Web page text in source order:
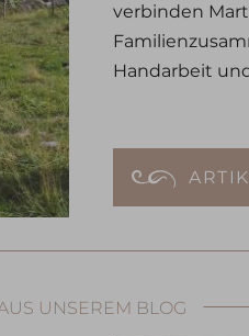
verbinden
Handarbeit
UNSEREM BLOG